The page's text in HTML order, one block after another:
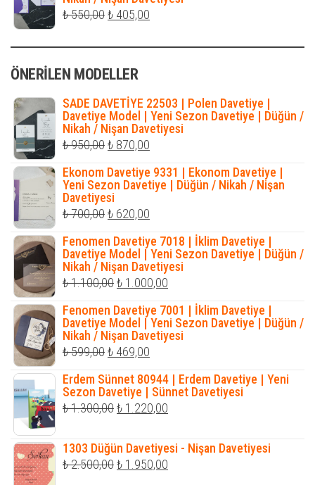
₺ 316,00.
₺550,00Orijinal
₺ 405,00
ÖNERILEN MODELLER
SADE DAVETİYE 22503 | Polen Davetiye |
Davetiye Model | Yeni Sezon Davetiye | Düğün /
Nikah / Nişan Davetiyesi
₺950,00Orijinal
₺ 950,00.
₺ 870,00
fiyat:
Ekonom Davetiye 9331 | Ekonom Davetiye |
Yeni Sezon Davetiye | Düğün / Nikah / Nişan
Davetiyesi
₺700,00Orijinal
₺ 700,00.
₺ 620,00
fiyat:
₺ 620,00.
Fenomen Davetiye 7018 | İklim Davetiye |
Davetiye Model | Yeni Sezon Davetiye | Düğün /
Nikah / Nişan Davetiyesi
₺1.100,00Orijinal
₺ 1.100,00.
₺ 1.000,00
andaki
fiyat:
₺ 1.000,00.
Fenomen Davetiye 7001 | İklim Davetiye |
Davetiye Model | Yeni Sezon Davetiye | Düğün /
Nikah / Nişan Davetiyesi
₺599,00Orijinal
₺ 599,00.
₺ 469,00
fiyat:
₺ 469,00.
Erdem Sünnet 80944 | Erdem Davetiye | Yeni
Sezon Davetiye | Sünnet Davetiyesi
₺1.300,00Orijinal
₺ 1.300,00.
₺ 1.220,00
fiyat:
₺ 1.220,00.
1303 Düğün Davetiyesi - Nişan Davetiyesi
₺2.500,00Orijinal
₺ 1.950,00